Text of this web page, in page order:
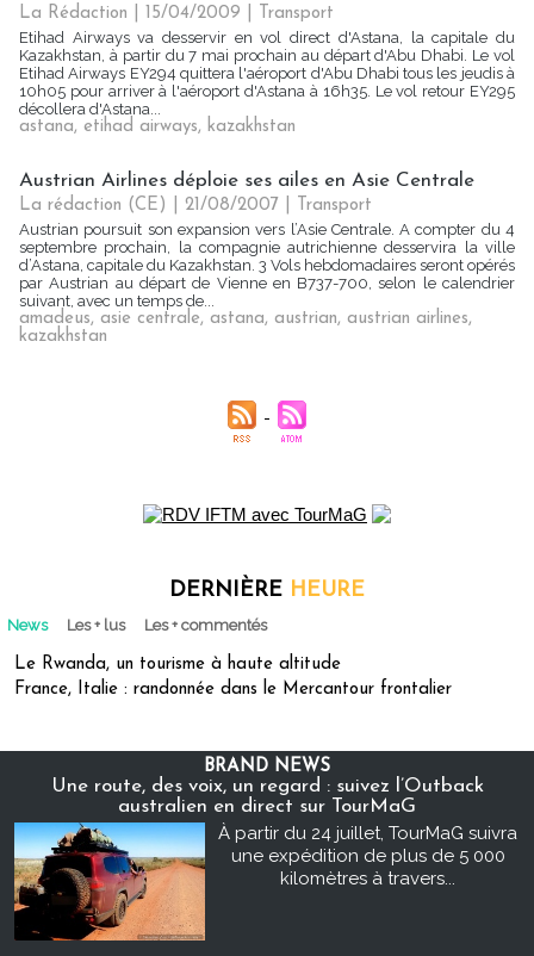
La Rédaction | 15/04/2009
Transport
Etihad Airways va desservir en vol direct d'Astana, la capitale du
Kazakhstan, à partir du 7 mai prochain au départ d'Abu Dhabi. Le vol
Etihad Airways EY294 quittera l'aéroport d'Abu Dhabi tous les jeudis à
10h05 pour arriver à l'aéroport d'Astana à 16h35. Le vol retour EY295
décollera d'Astana...
astana, etihad airways, kazakhstan
Austrian Airlines déploie ses ailes en Asie Centrale
La rédaction (CE) | 21/08/2007
Transport
Austrian poursuit son expansion vers l’Asie Centrale. A compter du 4
septembre prochain, la compagnie autrichienne desservira la ville
d’Astana, capitale du Kazakhstan. 3 Vols hebdomadaires seront opérés
par Austrian au départ de Vienne en B737-700, selon le calendrier
suivant, avec un temps de...
amadeus, asie centrale, astana, austrian, austrian airlines,
kazakhstan
DERNIÈRE HEURE
News Les + lus Les + commentés
Le Rwanda, un tourisme à haute altitude
France, Italie : randonnée dans le Mercantour frontalier
BRAND NEWS
Une route, des voix, un regard : suivez l’Outback
australien en direct sur TourMaG
À partir du 24 juillet, TourMaG suivra
une expédition de plus de 5 000
kilomètres à travers...